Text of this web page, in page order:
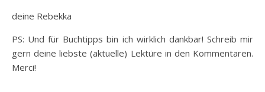
deine Rebekka
PS: Und für Buchtipps bin ich wirklich dankbar! Schreib mir
gern deine liebste (aktuelle) Lektüre in den Kommentaren.
Merci!